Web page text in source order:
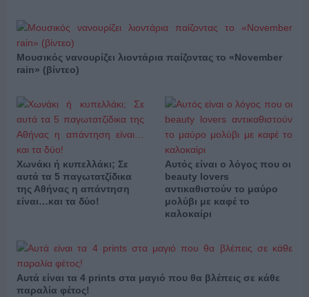
Μουσικός νανουρίζει λιοντάρια παίζοντας το «November
rain» (βίντεο)
Χωνάκι ή κυπελλάκι; Σε
αυτά τα 5 παγωτατζίδικα
της Αθήνας η απάντηση
είναι…και τα δύο!
Αυτός είναι ο λόγος που οι
beauty lovers
αντικαθιστούν το μαύρο
μολύβι με καφέ το
καλοκαίρι
Αυτά είναι τα 4 prints στα μαγιό που θα βλέπεις σε κάθε
παραλία φέτος!